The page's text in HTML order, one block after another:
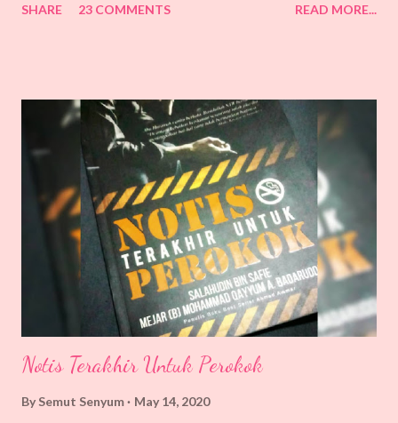
SS tak ada apa nak bawa balik pun, cuma nak selesaikan kerja
kanan, pasaraya, Mr.DIY, 7-Eleven, pejabat J&T berbaris orang
beratur untuk urusan masing-masing. Berniat juga lepas balik
kerja nak singgah freshmart. Nampaknya niat tidak kesampaian.
SS masih takut nak terdedah sangat. Tapi cuaca, Subhanallah.
Kalau dulu selalu nampak kelabu je. .. tapi kali ni keluar rasa udara
segar, pandangan pun jelas. Ini salah satu hikmah Allah turunkan
makhluk Corona tu kan? SS bel...
SHARE 23 COMMENTS READ MORE...
Notis Terakhir Untuk Perokok
By Semut Senyum May 14, 2020